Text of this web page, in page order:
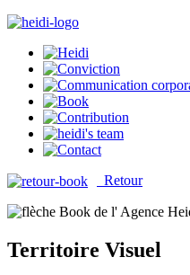
Retour
Territoire Visuel